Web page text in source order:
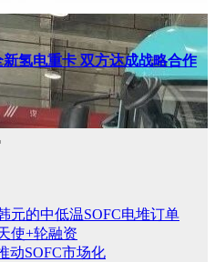
氢电重卡 双方达成战略合作
元的中低温SOFC电堆订单
使+轮融资
动SOFC市场化